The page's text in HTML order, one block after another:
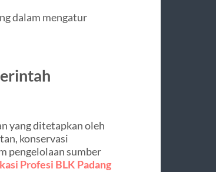
dalam mengatur
yang ditetapkan oleh
konservasi
pengelolaan sumber
Profesi BLK Padang